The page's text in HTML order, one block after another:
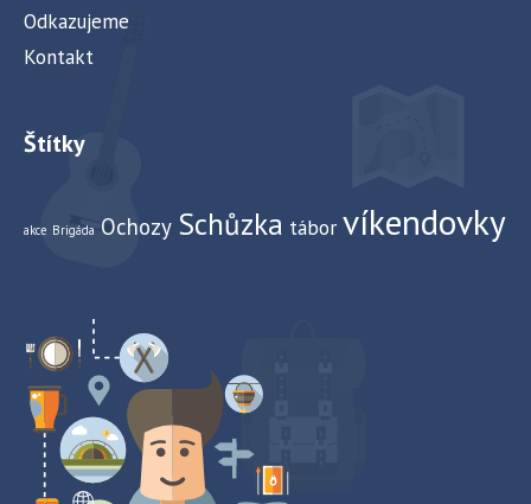
Odkazujeme
Kontakt
Štítky
akce Brigáda Ochozy Schůzka tábor víkendovky